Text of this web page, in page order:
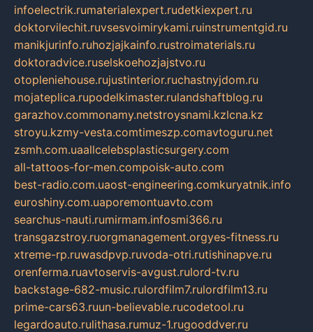
infoelectrik.rumaterialexpert.rudetkiexpert.ru
doktorvilechit.ruvsesvoimirykami.ruinstrumentgid.ru
manikjurinfo.ruhozjajkainfo.rustroimaterials.ru
doktoradvice.ruselskoehozjajstvo.ru
otopleniehouse.rujustinterior.ruchastnyjdom.ru
mojateplica.rupodelkimaster.rulandshaftblog.ru
garazhov.commonamy.netstroysnami.kzlcna.kz
stroyu.kzmy-vesta.comtimeszp.comavtoguru.net
zsmh.com.uaallcelebsplasticsurgery.com
all-tattoos-for-men.compoisk-auto.com
best-radio.com.uaost-engineering.comkuryatnik.info
euroshiny.com.uaporemontuavto.com
searchus-nauti.rumirmam.infosmi366.ru
transgazstroy.ruorgmanagement.orgyes-fitness.ru
xtreme-rp.ruwasdpvp.ruvoda-otri.rutishinapve.ru
orenferma.ruavtoservis-avgust.rulord-tv.ru
backstage-682-music.rulordfilm7.rulordfilm13.ru
prime-cars63.ruun-believable.rucodetool.ru
legardoauto.rulithasa.rumuz-1.rugooddver.ru